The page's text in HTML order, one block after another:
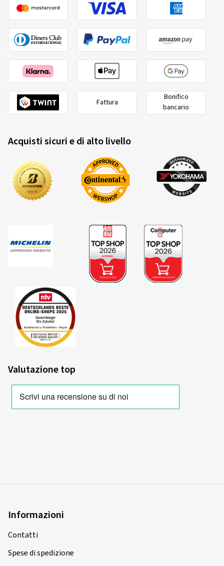
Fattura
Bonifico
bancario
Acquisti sicuri e di alto livello
Valutazione top
Informazioni
Contatti
Spese di spedizione